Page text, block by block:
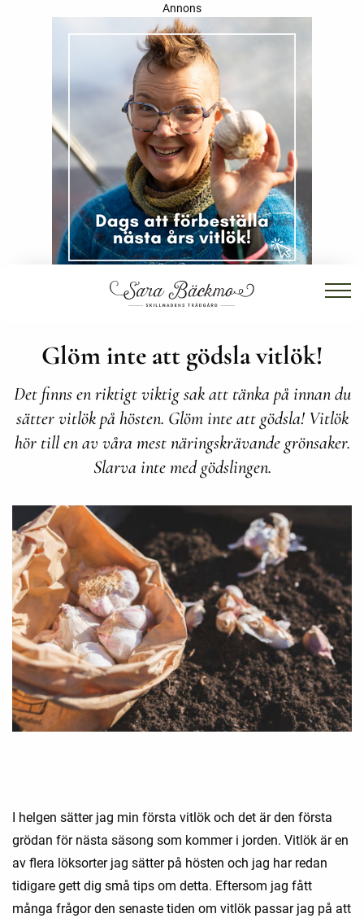
Annons
Glöm inte att gödsla vitlök!
Det finns en riktigt viktig sak att tänka på innan du
sätter vitlök på hösten. Glöm inte att gödsla! Vitlök
hör till en av våra mest näringskrävande grönsaker.
Slarva inte med gödslingen.
I helgen sätter jag min första vitlök och det är den första
grödan för nästa säsong som kommer i jorden. Vitlök är en
av flera löksorter jag sätter på hösten och jag har redan
tidigare gett dig små tips om detta. Eftersom jag fått
många frågor den senaste tiden om vitlök passar jag på att